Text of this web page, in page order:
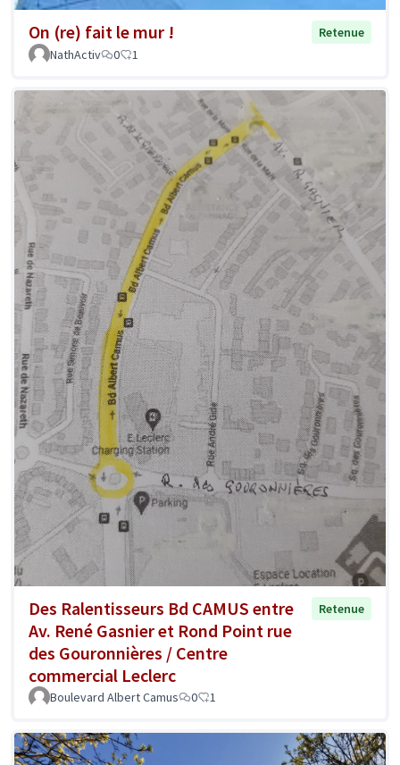
On (re) fait le mur !
Retenue
NathActiv
0 1
Des Ralentisseurs Bd CAMUS entre
Av. René Gasnier et Rond Point rue
des Gouronnières / Centre
commercial Leclerc
Retenue
Boulevard Albert Camus 0 1